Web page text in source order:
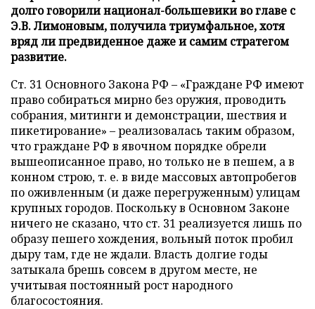
долго говорили национал-большевики во главе с
Э.В. Лимоновым, получила триумфальное, хотя
вряд ли предвиденное даже и самим стратегом
развитие.
Ст. 31 Основного Закона РФ – «Граждане РФ имеют
право собираться мирно без оружия, проводить
собрания, митинги и демонстрации, шествия и
пикетирование» – реализовалась таким образом,
что граждане РФ в явочном порядке обрели
вышеописанное право, но только не в пешем, а в
конном строю, т. е. в виде массовых автопробегов
по оживленным (и даже перегруженным) улицам
крупных городов. Поскольку в Основном Законе
ничего не сказано, что ст. 31 реализуется лишь по
образу пешего хождения, вольный поток пробил
дыру там, где не ждали. Власть долгие годы
затыкала брешь совсем в другом месте, не
учитывая постоянный рост народного
благосостояния.